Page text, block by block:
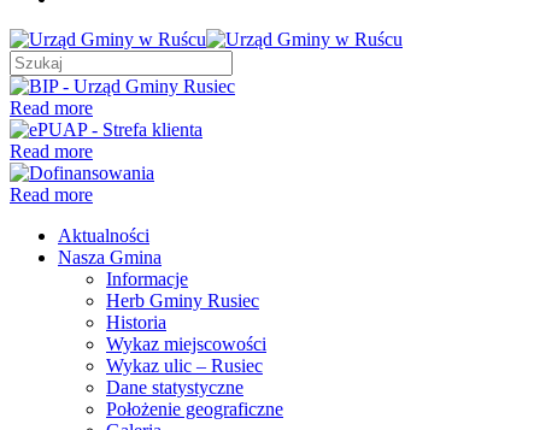
Read more
Read more
Read more
Aktualności
Nasza Gmina
Informacje
Herb Gminy Rusiec
Historia
Wykaz miejscowości
Wykaz ulic – Rusiec
Dane statystyczne
Położenie geograficzne